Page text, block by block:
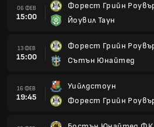
06 ФЕВ
15:00
Форест Грийн
Йоувил Таун
13 ФЕВ
15:00
Форест Грийн
Сътън Юнайтед
16 ФЕВ
19:45
Уийлдстоун
Форест Грийн